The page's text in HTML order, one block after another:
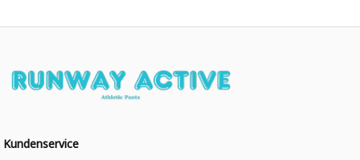
Kundenservice